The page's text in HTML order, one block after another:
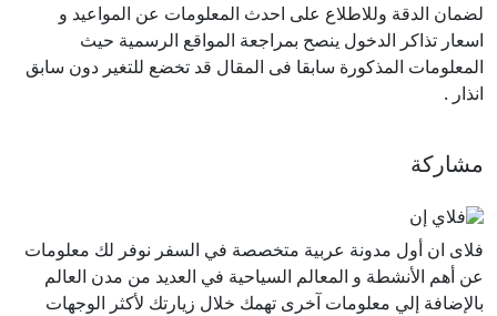
لضمان الدقة وللاطلاع على احدث المعلومات عن المواعيد و
اسعار تذاكر الدخول ينصح بمراجعة المواقع الرسمية حيث
المعلومات المذكورة سابقا فى المقال قد تخضع للتغير دون سابق
انذار .
مشاركة
فلاى ان أول مدونة عربية متخصصة في السفر نوفر لك معلومات
عن أهم الأنشطة و المعالم السياحية في العديد من مدن العالم
بالإضافة إلي معلومات آخرى تهمك خلال زيارتك لأكثر الوجهات